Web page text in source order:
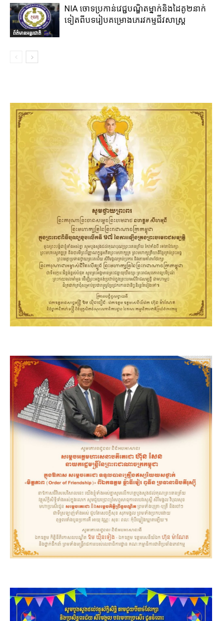
ព័ត៌មានអន្តរជាតិ
NIA ចោទប្រកាន់វេជ្ជបណ្ឌិតម្នាក់និងដៃគូ២នាក់
ទៀតពីបទរៀបគម្រោងភេរវកម្មជីវសាស្ត្រ